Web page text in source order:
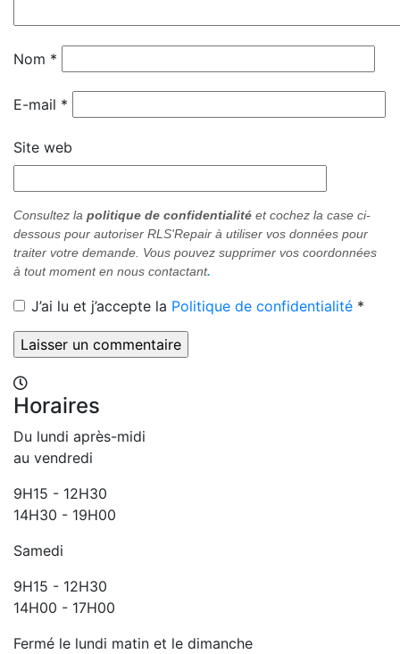
Nom *
E-mail *
Site web
Consultez la politique de confidentialité et cochez la case ci-
dessous pour autoriser RLS'Repair à utiliser vos données pour
traiter votre demande. Vous pouvez supprimer vos coordonnées
à tout moment en nous contactant.
J’ai lu et j’accepte la Politique de confidentialité *
Horaires
Du lundi après-midi
au vendredi
9H15 - 12H30
14H30 - 19H00
Samedi
9H15 - 12H30
14H00 - 17H00
Fermé le lundi matin et le dimanche